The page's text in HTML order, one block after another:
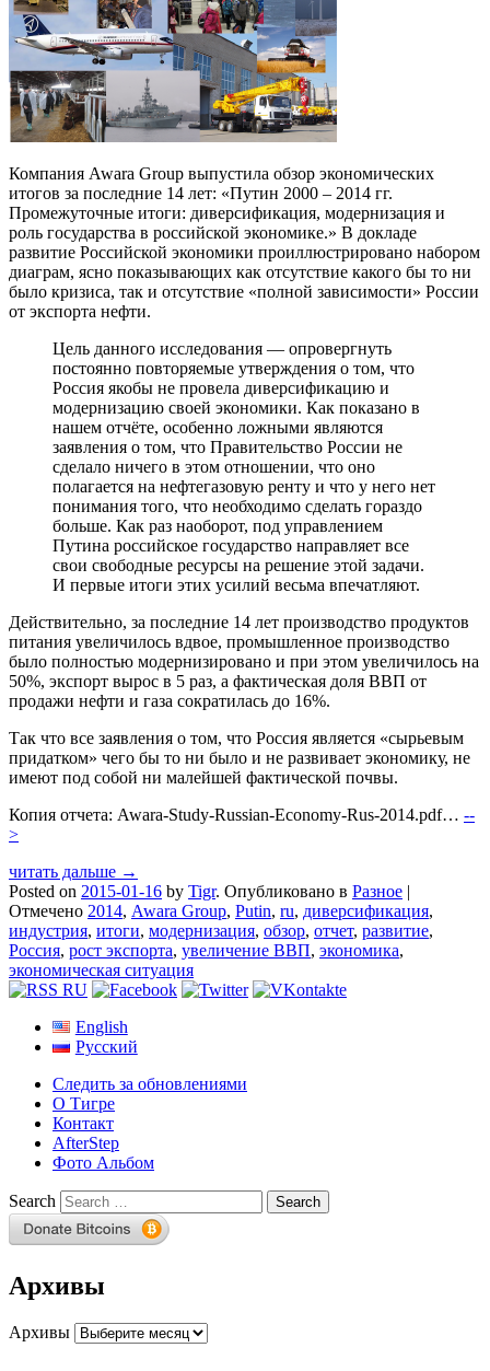
Компания Awara Group выпустила обзор экономических
итогов за последние 14 лет: «Путин 2000 – 2014 гг.
Промежуточные итоги: диверсификация, модернизация и
роль государства в российской экономике.» В докладе
развитие Российской экономики проиллюстрировано набором
диаграм, ясно показывающих как отсутствие какого бы то ни
было кризиса, так и отсутствие «полной зависимости» России
от экспорта нефти.
Цель данного исследования — опровергнуть
постоянно повторяемые утверждения о том, что
Россия якобы не провела диверсификацию и
модернизацию своей экономики. Как показано в
нашем отчёте, особенно ложными являются
заявления о том, что Правительство России не
сделало ничего в этом отношении, что оно
полагается на нефтегазовую ренту и что у него нет
понимания того, что необходимо сделать гораздо
больше. Как раз наоборот, под управлением
Путина российское государство направляет все
свои свободные ресурсы на решение этой задачи.
И первые итоги этих усилий весьма впечатляют.
Действительно, за последние 14 лет производство продуктов
питания увеличилось вдвое, промышленное производство
было полностью модернизировано и при этом увеличилось на
50%, экспорт вырос в 5 раз, а фактическая доля ВВП от
продажи нефти и газа сократилась до 16%.
Так что все заявления о том, что Россия является «сырьевым
придатком» чего бы то ни было и не развивает экономику, не
имеют под собой ни малейшей фактической почвы.
Копия отчета: Awara-Study-Russian-Economy-Rus-2014.pdf… --
>
читать дальше →
Posted on 2015-01-16 by Tigr. Опубликовано в Разное |
Отмечено 2014, Awara Group, Putin, ru, диверсификация,
индустрия, итоги, модернизация, обзор, отчет, развитие,
Россия, рост экспорта, увеличение ВВП, экономика,
экономическая ситуация
English
Русский
Следить за обновлениями
О Тигре
Контакт
AfterStep
Фото Альбом
Search
Архивы
Архивы